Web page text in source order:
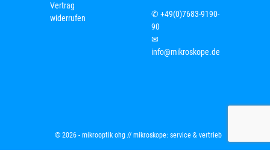
Vertrag
widerrufen
✆+49(0)7683-9190-
90
✉
info@mikroskope.de
© 2026 - mikrooptik ohg // mikroskope: service & vertrieb